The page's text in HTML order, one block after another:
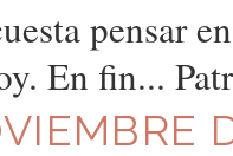
pensar
En fin...